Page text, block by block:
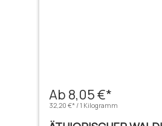
Ab 8,05 €*
32,20 €* / 1 Kilogramm